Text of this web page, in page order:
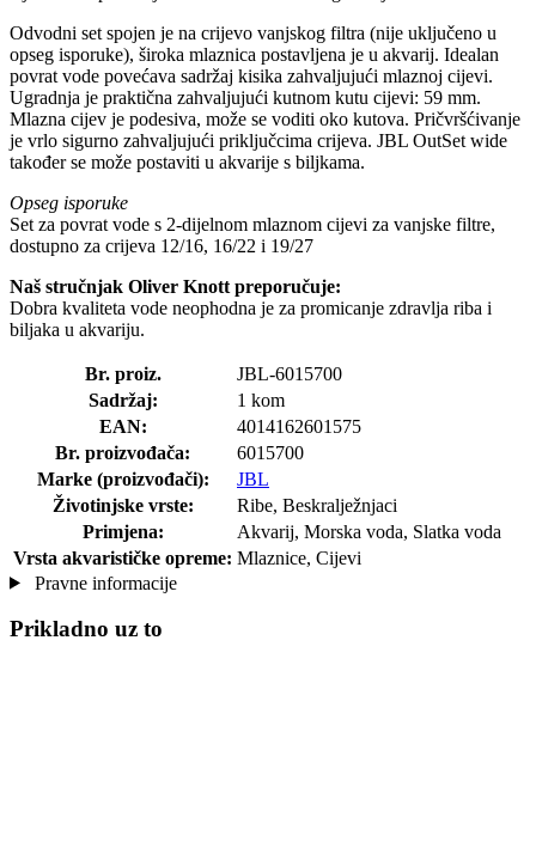
Odvodni set spojen je na crijevo vanjskog filtra (nije uključeno u
opseg isporuke), široka mlaznica postavljena je u akvarij. Idealan
povrat vode povećava sadržaj kisika zahvaljujući mlaznoj cijevi.
Ugradnja je praktična zahvaljujući kutnom kutu cijevi: 59 mm.
Mlazna cijev je podesiva, može se voditi oko kutova. Pričvršćivanje
je vrlo sigurno zahvaljujući priključcima crijeva. JBL OutSet wide
također se može postaviti u akvarije s biljkama.
Opseg isporuke
Set za povrat vode s 2-dijelnom mlaznom cijevi za vanjske filtre,
dostupno za crijeva 12/16, 16/22 i 19/27
Naš stručnjak Oliver Knott preporučuje:
Dobra kvaliteta vode neophodna je za promicanje zdravlja riba i
biljaka u akvariju.
Br. proiz.
JBL-6015700
Sadržaj:
1 kom
EAN:
4014162601575
Br. proizvođača:
6015700
Marke (proizvođači):
JBL
Životinjske vrste:
Ribe, Beskralježnjaci
Primjena:
Akvarij, Morska voda, Slatka voda
Vrsta akvarističke opreme: Mlaznice, Cijevi
Pravne informacije
Prikladno uz to